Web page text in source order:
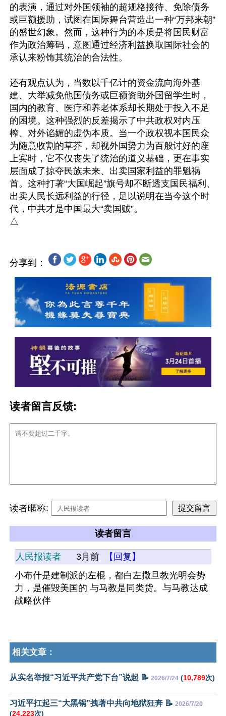
的表演，通过对外国领袖的超规格接待、免除债务
或巨额援助，试图在国际舞台营造出一种“万邦来朝”
的盛世幻象。然而，这种行为的本质是将国民财富
作为政治筹码，意图通过经济利益换取国际社会的
承认来粉饰其统治的合法性。
还有观点认为，当数以千亿计的资金流向海外基
建、大举减免他国债务或巨额资助外国留学生时，
国内的教育、医疗和养老体系却长期处于投入不足
的困境。这种强烈的反差揭示了中共政权对内压
榨、对外谄媚的虚伪本质。当一个政权视本国民众
为随意收割的草芥，却视外国势力为百般讨好的座
上宾时，它不仅丧失了统治的道义基础，更在事实
层面成了掠夺民族未来、出卖国家利益的罪魁祸
首。这种打著“大国崛起”旗号却不断透支国民福利、
出卖人民长远利益的行径，足以说明在当今这个时
代，中共才是中国最大“卖国贼”。
分享到：
读者留言反馈:
读者暱称:
读者留言
人民报读者 3月前
【回复】
小布什是建制派的左棍，都白左撒旦教光明会势
力，是催毁美国的 与马教是同类货。与马教达成
战略伙伴
相关文章：
从实名举报“习近平共产党下台”说起 📝 2026/7/24 (10,789次)
习近平扛起三“大黑锅”拽著中共向地狱狂奔 📝 2026/7/20
(24,223次)